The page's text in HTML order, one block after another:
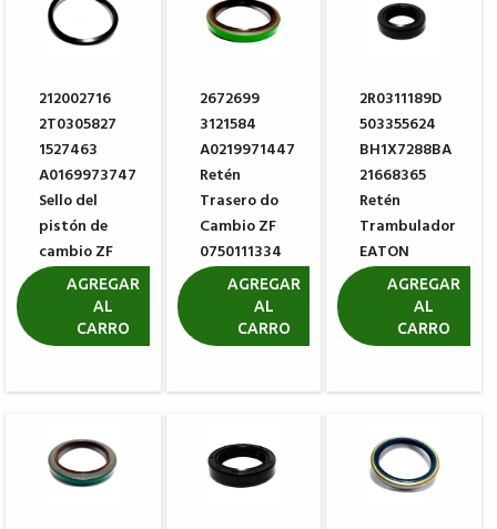
212002716
2T0305827
1527463
A0169973747
Sello del
pistón de
cambio ZF
0734317150
R$ 17,58
AGREGAR
AL
CARRO
2672699
3121584
A0219971447
Retén
Trasero do
Cambio ZF
0750111334
R$ 105,83
AGREGAR
AL
CARRO
2R0311189D
503355624
BH1X7288BA
21668365
Retén
Trambulador
EATON
3362069
R$ 7,54
AGREGAR
AL
CARRO